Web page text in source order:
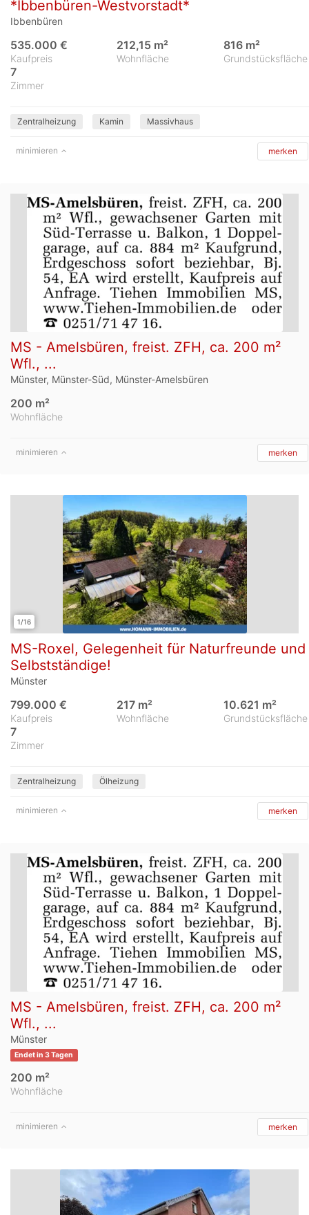
*Ibbenbüren-Westvorstadt*
Ibbenbüren
Kaufpreis
535.000 €
Wohnfläche
212,15 m²
Grundstücksfläche
816 m²
Zimmer
7
Zentralheizung Kamin Massivhaus
minimieren merken
MS - Amelsbüren, freist. ZFH, ca. 200 m²
Wfl., ...
Münster, Münster-Süd, Münster-Amelsbüren
Wohnfläche
200 m²
minimieren merken
1/16
MS-Roxel, Gelegenheit für Naturfreunde und
Selbstständige!
Münster
Kaufpreis
799.000 €
Wohnfläche
217 m²
Grundstücksfläche
10.621 m²
Zimmer
7
Zentralheizung Ölheizung
minimieren merken
MS - Amelsbüren, freist. ZFH, ca. 200 m²
Wfl., ...
Münster
Endet in 3 Tagen
Wohnfläche
200 m²
minimieren merken